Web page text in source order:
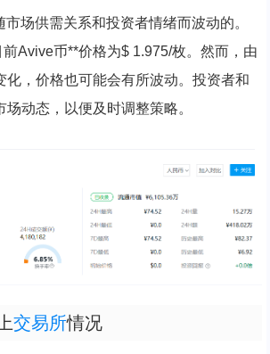
场供需关系和投资者情绪而波动的。
Avive币**价格为$ 1.975/枚。然而，由
化，价格也可能会有所波动。投资者和
动态，以便及时调整策略。
交易所情况